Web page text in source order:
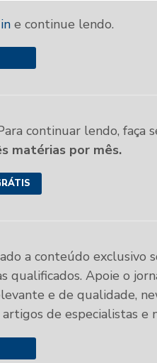
e continue lendo.
continuar lendo, faça
matérias por mês.
a conteúdo exclusivo
qualificados. Apoie o
e de qualidade,
de especialistas e